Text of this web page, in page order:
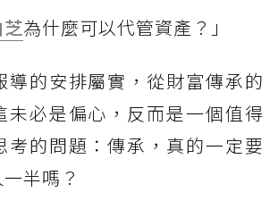
為什麼可以代管資產？」
導的安排屬實，從財富傳承的
未必是偏心，反而是一個值得
考的問題：傳承，真的一定要
半嗎？